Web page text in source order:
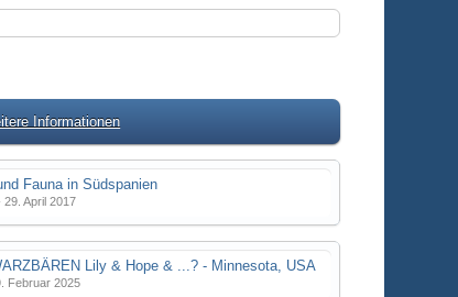
Informationen
Fauna in Südspanien
29. April 2017
Lily & Hope & ...? - Minnesota, USA
Februar 2025